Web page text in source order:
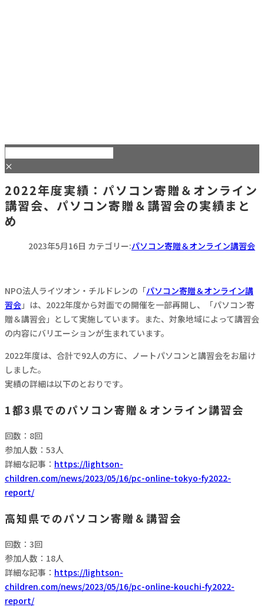
×
2022年度実績：パソコン寄贈＆オンライン
講習会、パソコン寄贈＆講習会の実績まと
め
2023年5月16日 カテゴリー:パソコン寄贈＆オンライン講習会
NPO法人ライツオン・チルドレンの「パソコン寄贈＆オンライン講
習会」は、2022年度から対面での開催を一部再開し、「パソコン寄
贈＆講習会」として実施しています。また、対象地域によって講習会
の内容にバリエーションが生まれています。
2022年度は、合計で92人の方に、ノートパソコンと講習会をお届け
しました。
実績の詳細は以下のとおりです。
1都3県でのパソコン寄贈＆オンライン講習会
回数：8回
参加人数：53人
詳細な記事： https://lightson-
children.com/news/2023/05/16/pc-online-tokyo-fy2022-
report/
高知県でのパソコン寄贈＆講習会
回数：3回
参加人数：18人
詳細な記事： https://lightson-
children.com/news/2023/05/16/pc-online-kouchi-fy2022-
report/